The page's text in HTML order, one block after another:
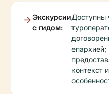
Экскурсии
с гидом:
Доступны
епархией;
контекст